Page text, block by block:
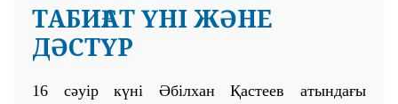
ТАБИҒАТ ҮНІ ЖӘНЕ
ДӘСТҮР
16 сәуір күні Әбілхан Қастеев атындағы